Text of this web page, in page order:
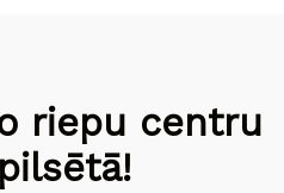
riepu centru